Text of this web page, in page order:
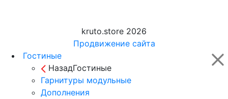
kruto.store 2026
Продвижение сайта
Гостиные
НазадГостиные
Гарнитуры модульные
Дополнения